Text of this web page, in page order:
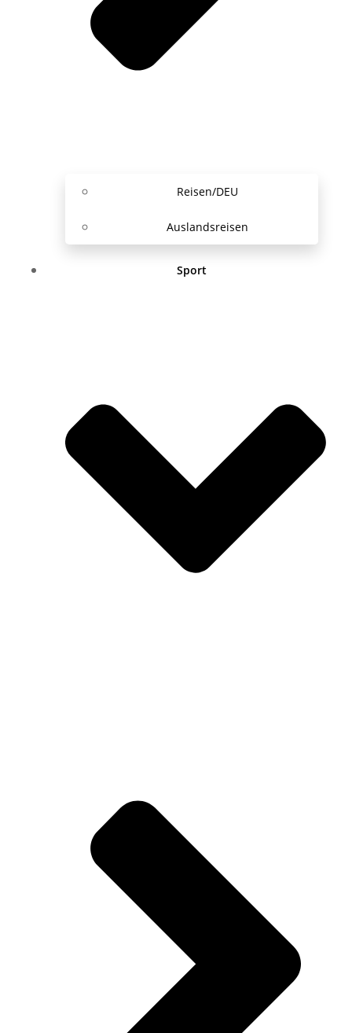
Reisen/DEU
Auslandsreisen
Sport